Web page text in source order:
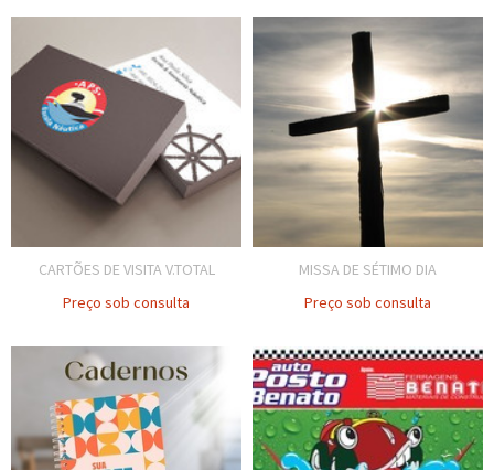
CARTÕES DE VISITA V.TOTAL
Preço sob consulta
MISSA DE SÉTIMO DIA
Preço sob consulta